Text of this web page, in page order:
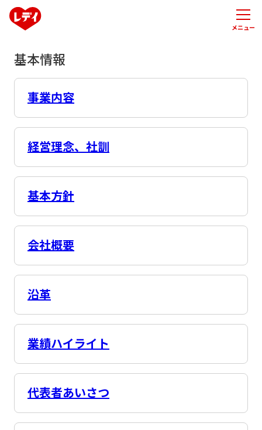
メニュー
基本情報
事業内容
経営理念、社訓
基本方針
会社概要
沿革
業績ハイライト
代表者あいさつ